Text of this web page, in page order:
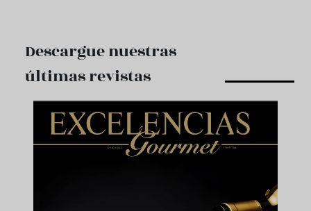
Descargue nuestras
últimas revistas